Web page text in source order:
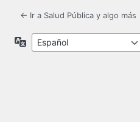
← Ir a Salud Pública y algo más
Idioma